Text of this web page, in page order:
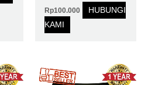
Rp100.000
HUBUNGI
KAMI